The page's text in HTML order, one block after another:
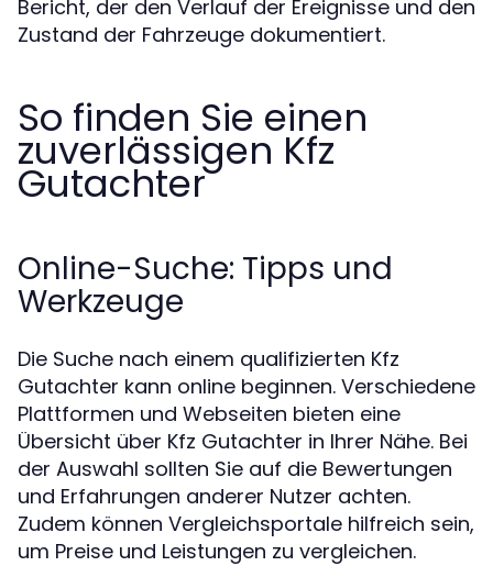
Bericht, der den Verlauf der Ereignisse und den
Zustand der Fahrzeuge dokumentiert.
So finden Sie einen
zuverlässigen Kfz
Gutachter
Online-Suche: Tipps und
Werkzeuge
Die Suche nach einem qualifizierten Kfz
Gutachter kann online beginnen. Verschiedene
Plattformen und Webseiten bieten eine
Übersicht über Kfz Gutachter in Ihrer Nähe. Bei
der Auswahl sollten Sie auf die Bewertungen
und Erfahrungen anderer Nutzer achten.
Zudem können Vergleichsportale hilfreich sein,
um Preise und Leistungen zu vergleichen.